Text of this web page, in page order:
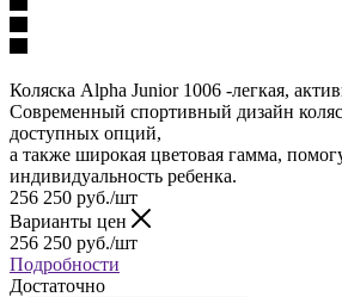
Коляска Alpha Junior 1006 -легкая,
Современный спортивный дизайн
доступных опций,
а также широкая цветовая гамма,
индивидуальность ребенка.
256 250 руб./шт
Варианты цен
256 250 руб./шт
Подробности
Достаточно